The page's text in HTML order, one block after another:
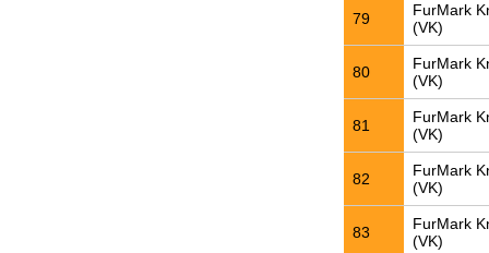
79
FurMark
(VK)
80
FurMark
(VK)
81
FurMark
(VK)
82
FurMark
(VK)
83
FurMark
(VK)